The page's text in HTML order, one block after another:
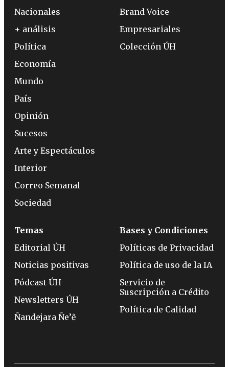
Nacionales
+ análisis
Política
Economía
Mundo
País
Opinión
Sucesos
Arte y Espectáculos
Interior
Correo Semanal
Sociedad
Brand Voice
Empresariales
Colección ÚH
Temas
Editorial ÚH
Noticias positivas
Pódcast ÚH
Newsletters ÚH
Ñandejara Ñe’ẽ
Bases y Condiciones
Políticas de Privacidad
Política de uso de la IA
Servicio de
Suscripción a Crédito
Política de Calidad